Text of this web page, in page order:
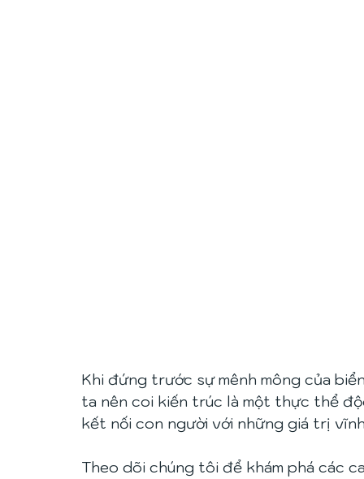
Khi đứng trước sự mênh mông của
ta nên coi kiến trúc là một thực thể
kết nối con người với những giá trị
Theo dõi chúng tôi để khám phá các